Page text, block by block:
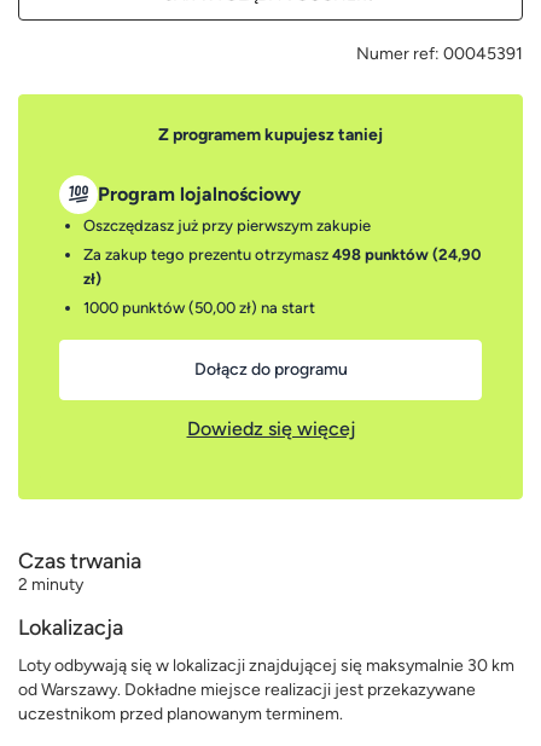
Numer ref: 00045391
Z programem kupujesz taniej
Program lojalnościowy
Oszczędzasz już przy pierwszym zakupie
Za zakup tego prezentu otrzymasz 498 punktów (24,90
zł)
1000 punktów (50,00 zł) na start
Dołącz do programu
Dowiedz się więcej
Czas trwania
2 minuty
Lokalizacja
Loty odbywają się w lokalizacji znajdującej się maksymalnie 30 km
od Warszawy. Dokładne miejsce realizacji jest przekazywane
uczestnikom przed planowanym terminem.